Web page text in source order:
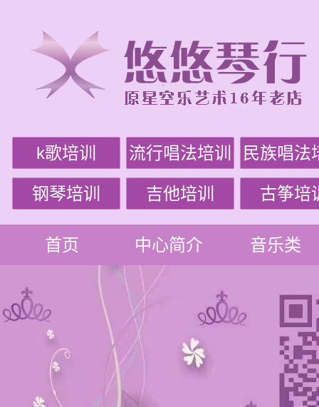
k歌培训 流行唱法培训 民族唱法
钢琴培训 吉他培训 古筝培
首页 中心简介 音乐类